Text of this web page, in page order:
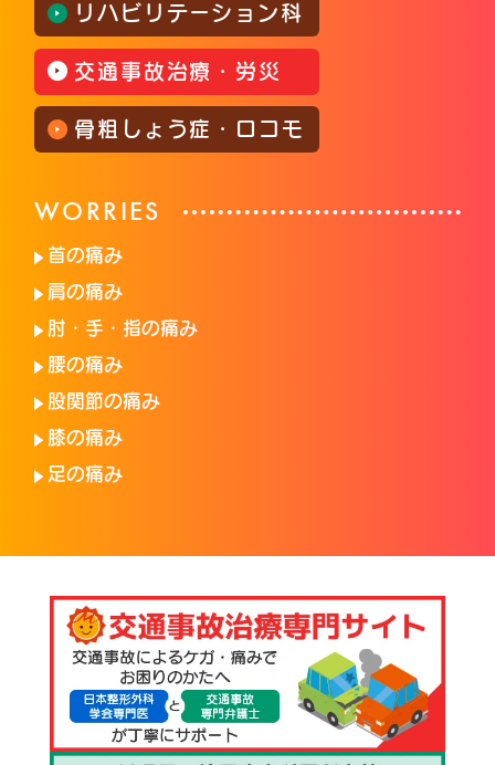
リハビリテーション科
交通事故治療・労災
骨粗しょう症・ロコモ
WORRIES
首の痛み
肩の痛み
肘・手・指の痛み
腰の痛み
股関節の痛み
膝の痛み
足の痛み